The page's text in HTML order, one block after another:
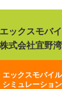
ックスモバ
株式会社宜野
エックスモバイル
シミュレーショ